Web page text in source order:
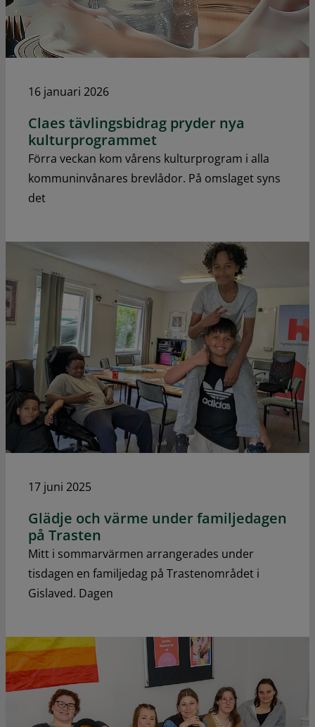
16 januari 2026
Claes tävlingsbidrag pryder nya
kulturprogrammet
Förra veckan kom vårens kulturprogram i alla
kommuninvånares brevlådor. På omslaget syns
det
17 juni 2025
Glädje och värme under familjedagen
på Trasten
Mitt i sommarvärmen arrangerades under
tisdagen en familjedag på Trastenområdet i
Gislaved. Dagen